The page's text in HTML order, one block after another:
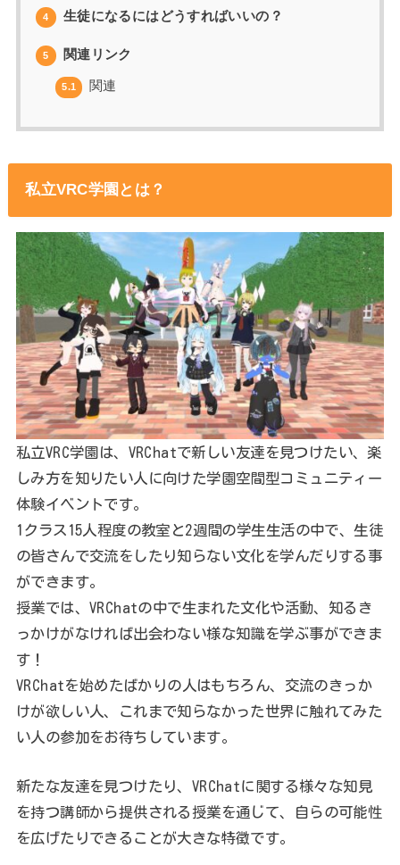
4 生徒になるにはどうすればいいの？
5 関連リンク
5.1 関連
私立VRC学園とは？
私立VRC学園は、VRChatで新しい友達を見つけたい、楽
しみ方を知りたい人に向けた学園空間型コミュニティー
体験イベントです。
1クラス15人程度の教室と2週間の学生生活の中で、生徒
の皆さんで交流をしたり知らない文化を学んだりする事
ができます。
授業では、VRChatの中で生まれた文化や活動、知るき
っかけがなければ出会わない様な知識を学ぶ事ができま
す！
VRChatを始めたばかりの人はもちろん、交流のきっか
けが欲しい人、これまで知らなかった世界に触れてみた
い人の参加をお待ちしています。
新たな友達を見つけたり、VRChatに関する様々な知見
を持つ講師から提供される授業を通じて、自らの可能性
を広げたりできることが大きな特徴です。